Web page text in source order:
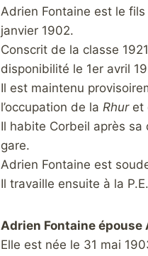
Adrien Fontaine est le
janvier 1902.
Conscrit de la classe
disponibilité le 1er avril
Il est maintenu
l’occupation de la Rhuret
Il habite Corbeil après
gare.
Adrien Fontaine est
Il travaille ensuite à la
Adrien Fontaine épouse
Elle est née le 31 mai